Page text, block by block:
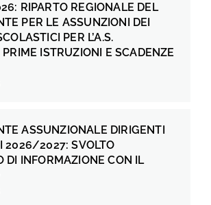
RIPARTO REGIONALE DEL
PER LE ASSUNZIONI DEI
PER L’A.S.
ISTRUZIONI E SCADENZE
ASSUNZIONALE DIRIGENTI
2026/2027: SVOLTO
DI INFORMAZIONE CON IL